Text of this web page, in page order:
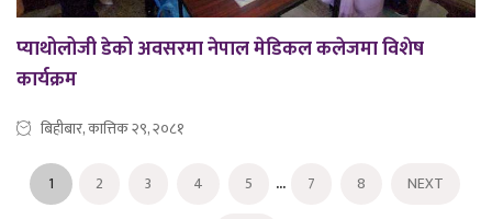
प्याथोलोजी डेको अवसरमा नेपाल मेडिकल कलेजमा विशेष
कार्यक्रम
बिहीबार, कात्तिक २९, २०८१
1 2 3 4 5 ... 7 8
NEXT